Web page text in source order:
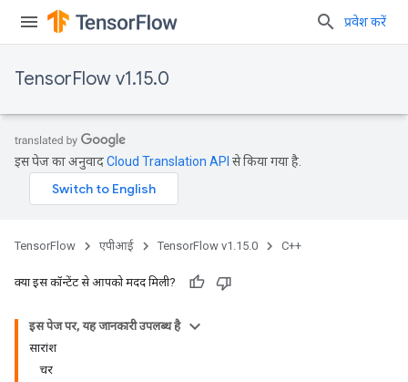
प्रवेश करें
TensorFlow v1.15.0
इस पेज का अनुवादCloud Translation API से किया गया है.
TensorFlow एपीआई TensorFlow v1.15.0 C++
क्या इस कॉन्टेंट से आपको मदद मिली?
इस पेज पर, यह जानकारी उपलब्ध है
सारांश
चर